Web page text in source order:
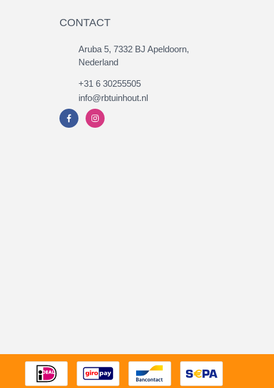
CONTACT
Aruba 5, 7332 BJ Apeldoorn,
Nederland
+31 6 30255505
info@rbtuinhout.nl